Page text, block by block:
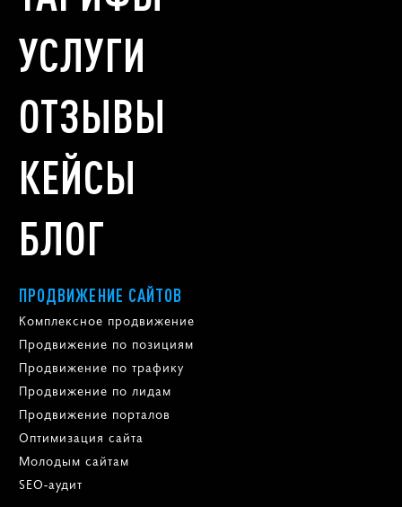
УСЛУГИ
ОТЗЫВЫ
КЕЙСЫ
БЛОГ
ПРОДВИЖЕНИЕ САЙТОВ
Комплексное продвижение
Продвижение по позициям
Продвижение по трафику
Продвижение по лидам
Продвижение порталов
Оптимизация сайта
Молодым сайтам
SEO-аудит